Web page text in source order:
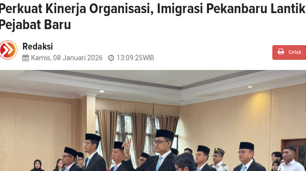
Perkuat Kinerja Organisasi, Imigrasi Pekanbaru Lantik
Pejabat Baru
Redaksi
Kamis, 08 Januari 2026 13:09:25WIB
Cetak